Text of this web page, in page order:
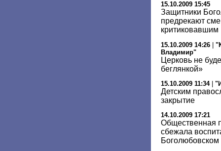
15.10.2009 15:45
Защитники
предрекают
критиковавшим
15.10.2009 14:26 |
Владимир"
Церковь не
беглянкой»
15.10.2009 11:34|
Детским
закрытие
14.10.2009 17:21
Общественная
сбежала